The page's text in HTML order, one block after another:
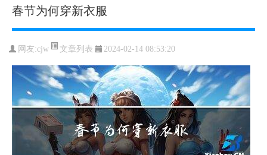
春节为何穿新衣服
网友:cjw 文章列表 2024-02-14 08:53:20